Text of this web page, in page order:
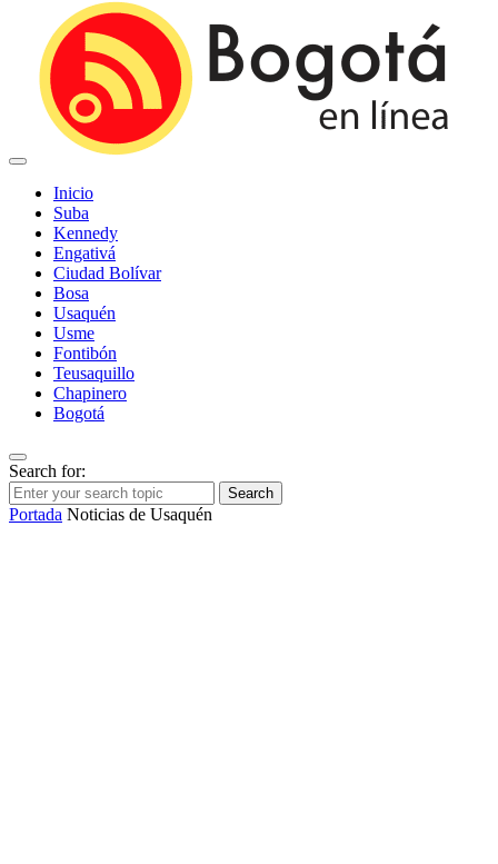
Inicio
Suba
Kennedy
Engativá
Ciudad Bolívar
Bosa
Usaquén
Usme
Fontibón
Teusaquillo
Chapinero
Bogotá
Search for:
Search
Portada Noticias de Usaquén